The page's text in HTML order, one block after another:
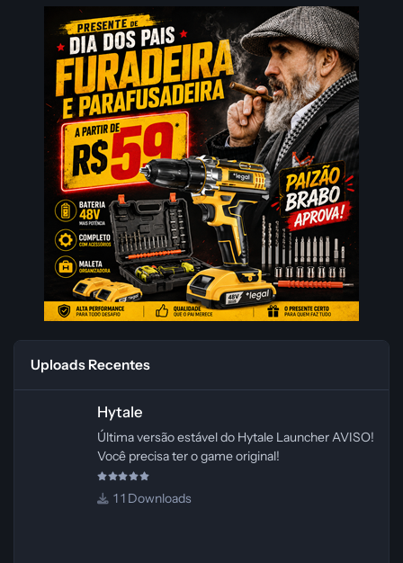
Uploads Recentes
Hytale
Última versão estável do Hytale Launcher AVISO!
Você precisa ter o game original!
1 Downloads